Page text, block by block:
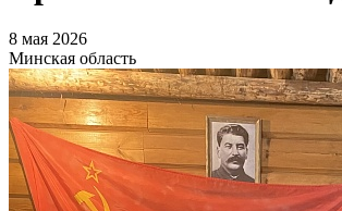
8 мая 2026
Минская область